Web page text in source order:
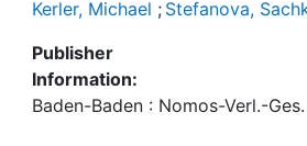
Kerler, Michael ; Stefanova,
Publisher
Information:
Baden-Baden : Nomos-Verl.-Ges.